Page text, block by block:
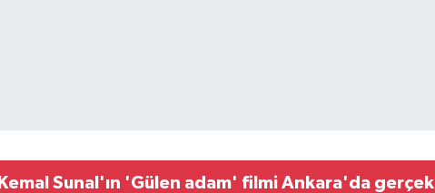
Kemal Sunal'ın 'Gülen adam' filmi Ankara'da gerçek